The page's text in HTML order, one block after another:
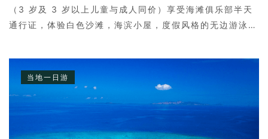
（3 岁及 3 岁以上儿童与成人同价）享受海滩俱乐部半天
通行证，体验白色沙滩，海滨小屋，度假风格的无边游泳
还会提供站立式滑板~感受在fiji乘风破浪的感觉！
当地一日游